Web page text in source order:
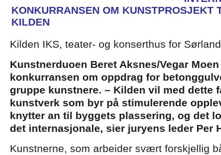
KONKURRANSEN OM KUNSTPROSJEKT
KILDEN
Kilden IKS, teater- og konserthus for
Kunstnerduoen Beret Aksnes/Vegar
konkurransen om oppdrag for
gruppe kunstnere. – Kilden vil med dette
kunstverk som byr på stimulerende
knytter an til byggets plassering, og det
det internasjonale, sier juryens leder Per
Kunstnerne, som arbeider svært forskjellig